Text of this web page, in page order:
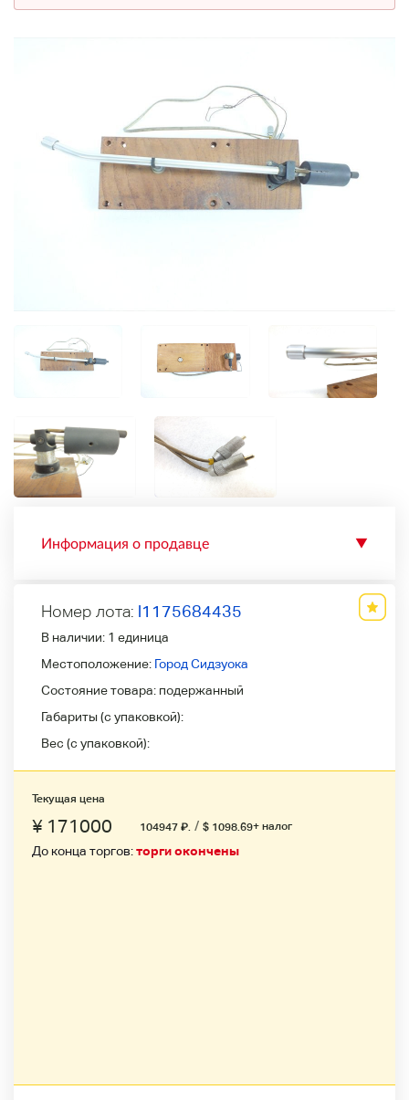
Информация о продавце ▼
Номер лота: l1175684435
В наличии: 1 единица
Местоположение: Город Сидзуока
Состояние товара: подержанный
Габариты (с упаковкой):
Вес (с упаковкой):
Текущая цена
¥ 171000 104947 ₽ / $ 1098.69+ налог
До конца торгов:торги окончены